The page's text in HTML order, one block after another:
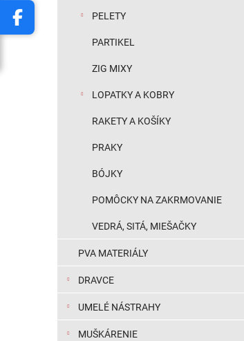
PELETY
PARTIKEL
ZIG MIXY
LOPATKY A KOBRY
RAKETY A KOŠÍKY
PRAKY
BÓJKY
POMÔCKY NA ZAKRMOVANIE
VEDRÁ, SITÁ, MIEŠAČKY
PVA MATERIÁLY
DRAVCE
UMELÉ NÁSTRAHY
MUŠKÁRENIE